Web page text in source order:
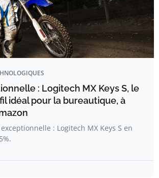
: Logitech MX Keys S, le
idéal pour la bureautique, à
exceptionnelle : Logitech MX Keys S en